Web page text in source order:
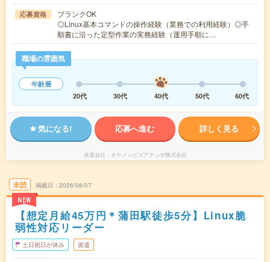
応募資格
ブランクOK
◎Linux基本コマンドの操作経験（業務での利用経験）◎手
順書に沿った定型作業の実務経験（運用手順に…
職場の雰囲気
年齢層
20代
30代 40代 50代 60代
気になる! 応募へ進む 詳しく見る
派遣会社 キヤノンビズアテンダ株式会社
未読
NEW
掲載日 2026/08/07
【想定月給45万円＊蒲田駅徒歩5分】Linux脆
弱性対応リーダー
土日祝日が休み 派遣